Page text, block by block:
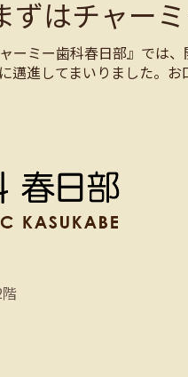
はチャー
ーミー歯科春日部』では
進してまいりました。